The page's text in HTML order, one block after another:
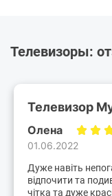
Телевизоры:
Телевизор
Олена
01.06.2022
Дуже навіть
відпочити та
чітка та дуже